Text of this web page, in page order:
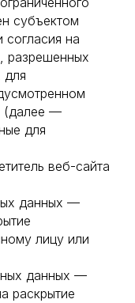
субъектом
на
разрешенных
для
(далее —
для
веб-сайта
данных —
лицу или
данных —
раскрытие